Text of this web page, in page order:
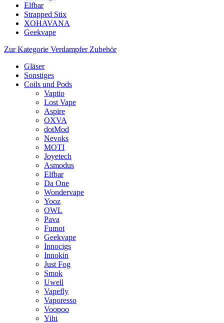
Elfbar
Strapped Stix
XOHAVANA
Geekvape
Zur Kategorie Verdampfer Zubehör
Gläser
Sonstiges
Coils und Pods
Vaptio
Lost Vape
Aspire
OXVA
dotMod
Nevoks
MOTI
Joyetech
Asmodus
Elfbar
Da One
Wondervape
Yooz
OWL
Pava
Fumot
Geekvape
Innocigs
Innokin
Just Fog
Smok
Uwell
Vapefly
Vaporesso
Voopoo
Yihi